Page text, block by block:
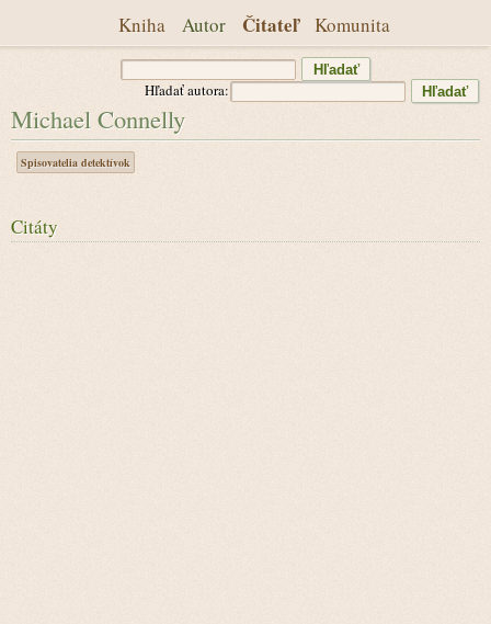
Hľadať autora:
Michael Connelly
Spisovatelia detektívok
Citáty
Kniha Autor Čitateľ Komunita